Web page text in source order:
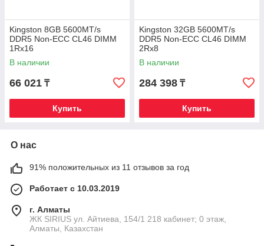
Kingston 8GB 5600MT/s
DDR5 Non-ECC CL46 DIMM
1Rx16
В наличии
66 021 ₸
Купить
Kingston 32GB 5600MT/s
DDR5 Non-ECC CL46 DIMM
2Rx8
В наличии
284 398 ₸
Купить
О нас
91% положительных из 11 отзывов за год
Работает с 10.03.2019
г. Алматы
​ЖК SIRIUS​ ул. Айтиева, 154/1​ 218 кабинет; 0 этаж,
Алматы, Казахстан